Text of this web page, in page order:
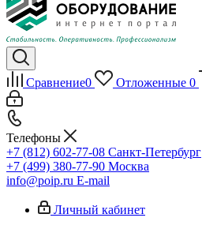
Сравнение0 Отложенные 0
Телефоны
+7 (812) 602-77-08 Санкт-Петербург
+7 (499) 380-77-90 Москва
info@poip.ru E-mail
Личный кабинет